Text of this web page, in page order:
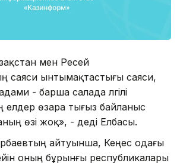
мен Ресей
саяси ынтымақтастығы саяси,
- барша салада үлгілі
елдер өзара тығыз байланыс
өзі жоқ», - деді Елбасы.
айтуынша, Кеңес одағы
оның бұрынғы республикалары